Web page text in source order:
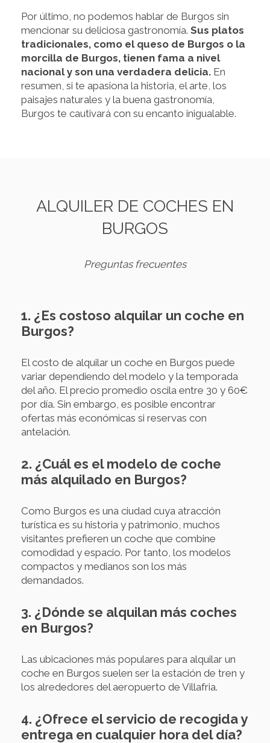
Por último, no podemos hablar de Burgos sin
mencionar su deliciosa gastronomía. Sus platos
tradicionales, como el queso de Burgos o la
morcilla de Burgos, tienen fama a nivel
nacional y son una verdadera delicia. En
resumen, si te apasiona la historia, el arte, los
paisajes naturales y la buena gastronomía,
Burgos te cautivará con su encanto inigualable.
ALQUILER DE COCHES EN
BURGOS
Preguntas frecuentes
1. ¿Es costoso alquilar un coche en
Burgos?
El costo de alquilar un coche en Burgos puede
variar dependiendo del modelo y la temporada
del año. El precio promedio oscila entre 30 y 60€
por día. Sin embargo, es posible encontrar
ofertas más económicas si reservas con
antelación.
2. ¿Cuál es el modelo de coche
más alquilado en Burgos?
Como Burgos es una ciudad cuya atracción
turística es su historia y patrimonio, muchos
visitantes prefieren un coche que combine
comodidad y espacio. Por tanto, los modelos
compactos y medianos son los más
demandados.
3. ¿Dónde se alquilan más coches
en Burgos?
Las ubicaciones más populares para alquilar un
coche en Burgos suelen ser la estación de tren y
los alrededores del aeropuerto de Villafria.
4. ¿Ofrece el servicio de recogida y
entrega en cualquier hora del día?